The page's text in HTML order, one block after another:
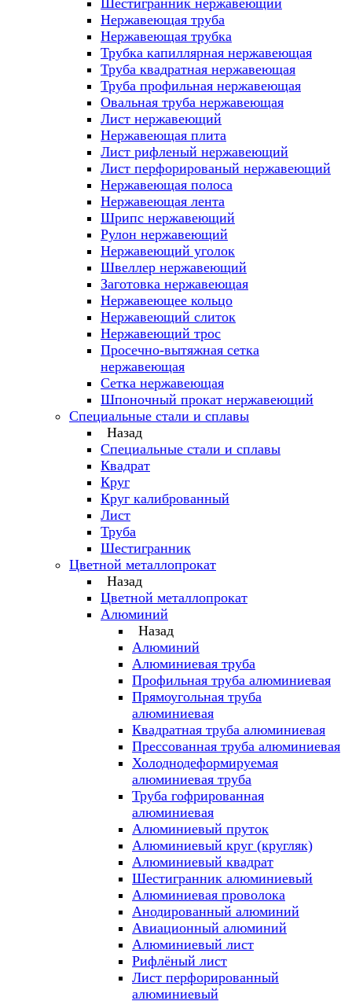
Шестигранник нержавеющий
Нержавеющая труба
Нержавеющая трубка
Трубка капиллярная нержавеющая
Труба квадратная нержавеющая
Труба профильная нержавеющая
Овальная труба нержавеющая
Лист нержавеющий
Нержавеющая плита
Лист рифленый нержавеющий
Лист перфорированый нержавеющий
Нержавеющая полоса
Нержавеющая лента
Шрипс нержавеющий
Рулон нержавеющий
Нержавеющий уголок
Швеллер нержавеющий
Заготовка нержавеющая
Нержавеющее кольцо
Нержавеющий слиток
Нержавеющий трос
Просечно-вытяжная сетка
нержавеющая
Сетка нержавеющая
Шпоночный прокат нержавеющий
Специальные стали и сплавы
Назад
Специальные стали и сплавы
Квадрат
Круг
Круг калиброванный
Лист
Труба
Шестигранник
Цветной металлопрокат
Назад
Цветной металлопрокат
Алюминий
Назад
Алюминий
Алюминиевая труба
Профильная труба алюминиевая
Прямоугольная труба
алюминиевая
Квадратная труба алюминиевая
Прессованная труба алюминиевая
Холоднодеформируемая
алюминиевая труба
Труба гофрированная
алюминиевая
Алюминиевый пруток
Алюминиевый круг (кругляк)
Алюминиевый квадрат
Шестигранник алюминиевый
Алюминиевая проволока
Анодированный алюминий
Авиационный алюминий
Алюминиевый лист
Рифлёный лист
Лист перфорированный
алюминиевый